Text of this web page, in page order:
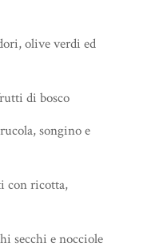
olive verdi ed
di bosco
songino e
con ricotta,
secchi e nocciole